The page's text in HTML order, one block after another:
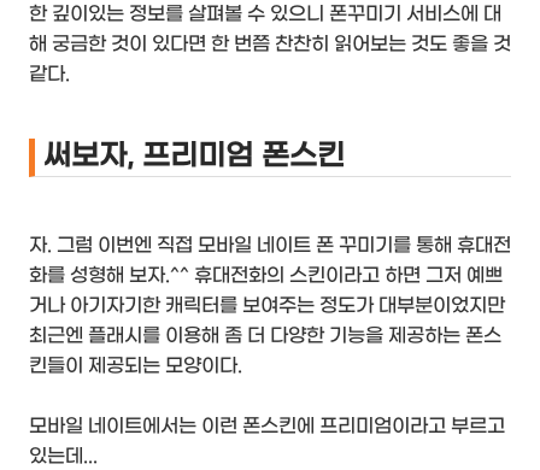
한 깊이있는 정보를 살펴볼 수 있으니 폰꾸미기 서비스에 대
해 궁금한 것이 있다면 한 번쯤 찬찬히 읽어보는 것도 좋을 것
같다.
써보자, 프리미엄 폰스킨
자. 그럼 이번엔 직접 모바일 네이트 폰 꾸미기를 통해 휴대전
화를 성형해 보자.^^ 휴대전화의 스킨이라고 하면 그저 예쁘
거나 아기자기한 캐릭터를 보여주는 정도가 대부분이었지만
최근엔 플래시를 이용해 좀 더 다양한 기능을 제공하는 폰스
킨들이 제공되는 모양이다.
모바일 네이트에서는 이런 폰스킨에 프리미엄이라고 부르고
있는데...